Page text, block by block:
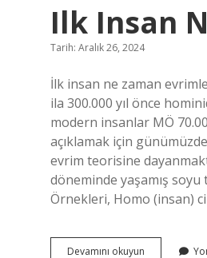
Ilk Insan
Tarih: Aralık 26, 2024
İlk insan ne zaman
ila 300.000 yıl önce
modern insanlar MÖ
açıklamak için
evrim teorisine
döneminde yaşamış
Örnekleri, Homo (insan)
Devamını okuyun